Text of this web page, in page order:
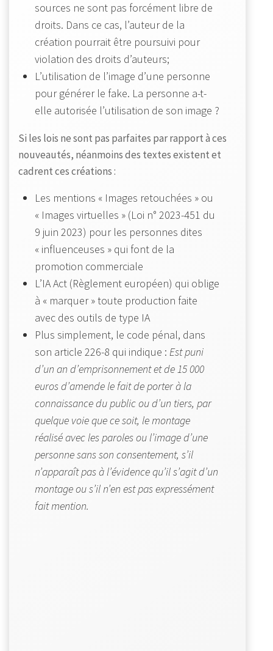
sources ne sont pas forcément libre de
droits. Dans ce cas, l’auteur de la
création pourrait être poursuivi pour
violation des droits d’auteurs;
L’utilisation de l’image d’une personne
pour générer le fake. La personne a-t-
elle autorisée l’utilisation de son image ?
Si les lois ne sont pas parfaites par rapport à ces
nouveautés, néanmoins des textes existent et
cadrent ces créations :
Les mentions « Images retouchées » ou
« Images virtuelles » (Loi n° 2023-451 du
9 juin 2023) pour les personnes dites
« influenceuses » qui font de la
promotion commerciale
L’IA Act (Règlement européen) qui oblige
à « marquer » toute production faite
avec des outils de type IA
Plus simplement, le code pénal, dans
son article 226-8 qui indique : Est puni
d’un an d’emprisonnement et de 15 000
euros d’amende le fait de porter à la
connaissance du public ou d’un tiers, par
quelque voie que ce soit, le montage
réalisé avec les paroles ou l’image d’une
personne sans son consentement, s’il
n’apparaît pas à l’évidence qu’il s’agit d’un
montage ou s’il n’en est pas expressément
fait mention.